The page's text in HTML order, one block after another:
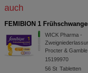
auch
FEMIBION 1
WICK Pharma -
Procter &
15199970
56 St Tabletten